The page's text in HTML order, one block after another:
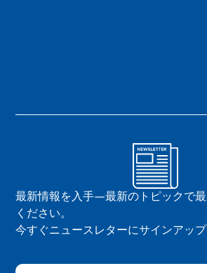
最新情報を入手—最新のトピックで
ください。
今すぐニュースレターにサインアップ